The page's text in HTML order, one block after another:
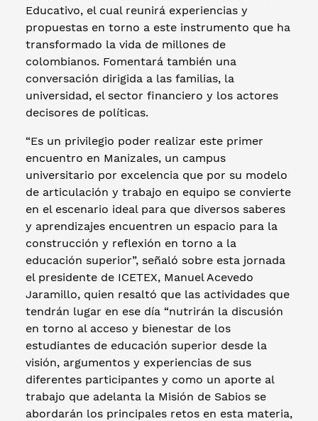
Educativo, el cual reunirá experiencias y
propuestas en torno a este instrumento que ha
transformado la vida de millones de
colombianos. Fomentará también una
conversación dirigida a las familias, la
universidad, el sector financiero y los actores
decisores de políticas.
“Es un privilegio poder realizar este primer
encuentro en Manizales, un campus
universitario por excelencia que por su modelo
de articulación y trabajo en equipo se convierte
en el escenario ideal para que diversos saberes
y aprendizajes encuentren un espacio para la
construcción y reflexión en torno a la
educación superior”, señaló sobre esta jornada
el presidente de ICETEX, Manuel Acevedo
Jaramillo, quien resaltó que las actividades que
tendrán lugar en ese día “nutrirán la discusión
en torno al acceso y bienestar de los
estudiantes de educación superior desde la
visión, argumentos y experiencias de sus
diferentes participantes y como un aporte al
trabajo que adelanta la Misión de Sabios se
abordarán los principales retos en esta materia,